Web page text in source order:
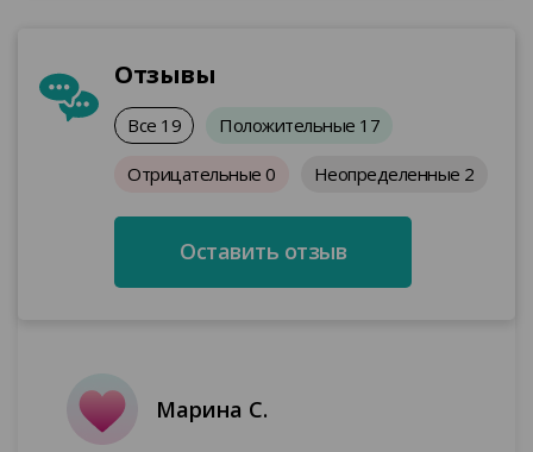
Отзывы
Все 19 Положительные 17
Отрицательные 0 Неопределенные 2
Оставить отзыв
Марина С.